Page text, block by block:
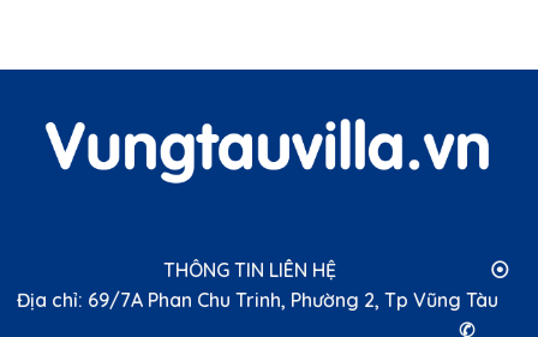
THÔNG TIN LIÊN HỆ ⦿
Địa chỉ: 69/7A Phan Chu Trinh, Phường 2, Tp Vũng Tàu
✆